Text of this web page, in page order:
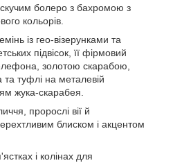
болеро з бахромою з
кольорів.
із гео-візерунками та
підвісок, її фірмовий
золотою скарабою,
та туфлі на металевій
жука-скарабея.
пророслі вії й
блиском і акцентом
і колінах для